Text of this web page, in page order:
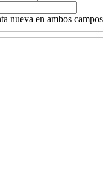
nueva en ambos